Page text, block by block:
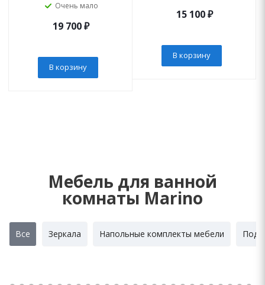
Очень мало
19 700₽
В корзину
15 100₽
В корзину
Мебель для ванной
комнаты Marino
Все Зеркала Напольные комплекты мебели